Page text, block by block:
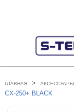
ГЛАВНАЯ > АКСЕССУАРЫ
CX-250+ BLACK